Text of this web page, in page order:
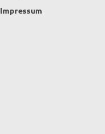
Impressum